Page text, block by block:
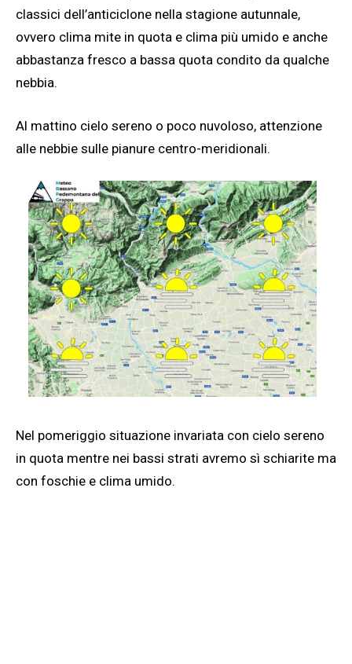
classici dell’anticiclone nella stagione autunnale,
ovvero clima mite in quota e clima più umido e anche
abbastanza fresco a bassa quota condito da qualche
nebbia.
Al mattino cielo sereno o poco nuvoloso, attenzione
alle nebbie sulle pianure centro-meridionali.
Nel pomeriggio situazione invariata con cielo sereno
in quota mentre nei bassi strati avremo sì schiarite ma
con foschie e clima umido.